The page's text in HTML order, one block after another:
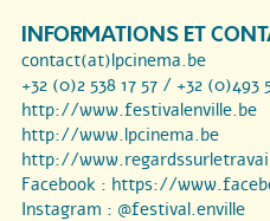
INFORMATIONS ET
contact(at)lpcinema.be
+32 (0)2 538 17 57 / +32 (0)493
http://www.festivalenville.be
http://www.lpcinema.be
http://
Facebook : https://
Instagram : @festival.enville